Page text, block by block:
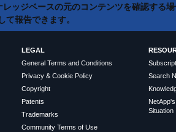
ッジベースの元のコンテンツを確認する
報告できます。
LEGAL
General Terms and Conditions
Privacy & Cookie Policy
Copyright
Patents
Trademarks
Community Terms of Use
Search
Situation